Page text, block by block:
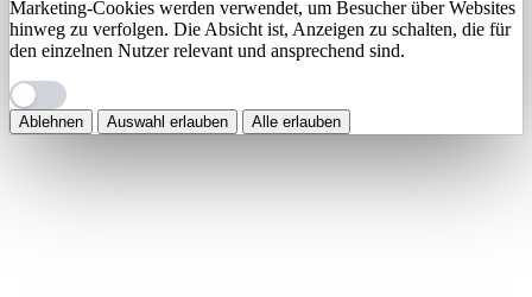
Marketing-Cookies werden verwendet, um Besucher über Websites
hinweg zu verfolgen. Die Absicht ist, Anzeigen zu schalten, die für
den einzelnen Nutzer relevant und ansprechend sind.
Ablehnen Auswahl erlauben Alle erlauben